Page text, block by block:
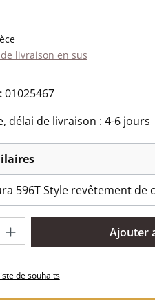
livraison en sus
01025467
délai de livraison : 4-6 jours
: Entrez la quantité
Ajouter
de souhaits